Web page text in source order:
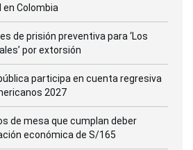
Colombia
de prisión preventiva para ‘Los
por extorsión
participa en cuenta regresiva
2027
de mesa que cumplan deber
económica de S/165